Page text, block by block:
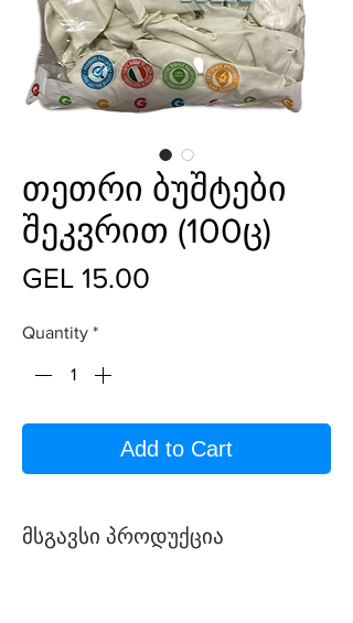
თეთრი ბუშტები
შეკვრით (100ც)
GEL 15.00
Quantity *
Add to Cart
მსგავსი პროდუქცია